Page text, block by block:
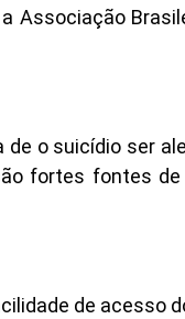
o suicídio ser
fortes fontes
de